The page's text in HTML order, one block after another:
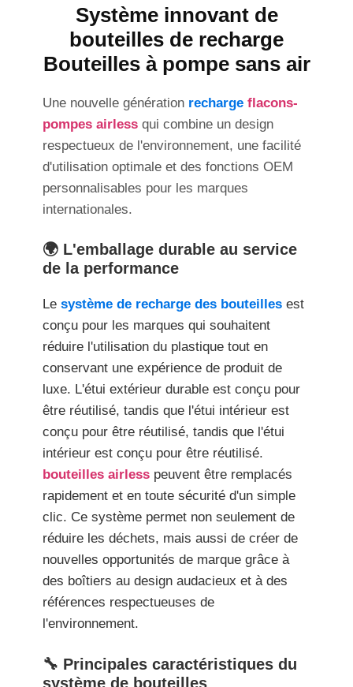
Système innovant de
bouteilles de recharge
Bouteilles à pompe sans air
Une nouvelle génération recharge flacons-
pompes airless qui combine un design
respectueux de l'environnement, une facilité
d'utilisation optimale et des fonctions OEM
personnalisables pour les marques
internationales.
🌍 L'emballage durable au service
de la performance
Le système de recharge des bouteilles est
conçu pour les marques qui souhaitent
réduire l'utilisation du plastique tout en
conservant une expérience de produit de
luxe. L'étui extérieur durable est conçu pour
être réutilisé, tandis que l'étui intérieur est
conçu pour être réutilisé, tandis que l'étui
intérieur est conçu pour être réutilisé.
bouteilles airless peuvent être remplacés
rapidement et en toute sécurité d'un simple
clic. Ce système permet non seulement de
réduire les déchets, mais aussi de créer de
nouvelles opportunités de marque grâce à
des boîtiers au design audacieux et à des
références respectueuses de
l'environnement.
🔧 Principales caractéristiques du
système de bouteilles